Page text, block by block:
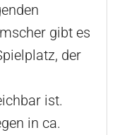
gibt es
der
ist.
in ca.